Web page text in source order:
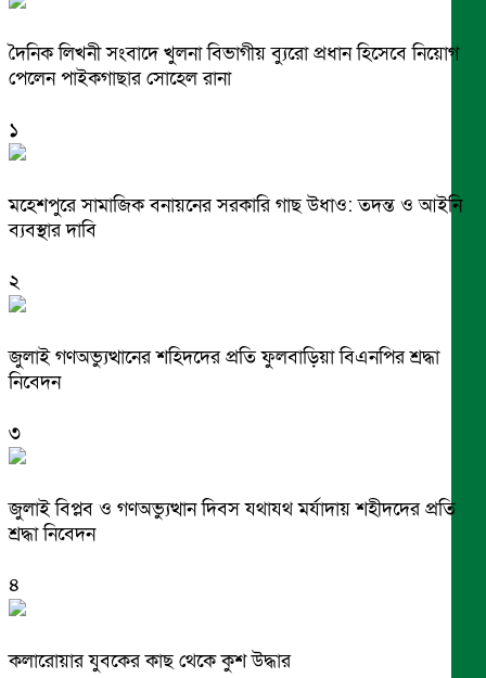
দৈনিক লিখনী সংবাদে খুলনা বিভাগীয় ব্যুরো প্রধান হিসেবে নিয়োগ
পেলেন পাইকগাছার সোহেল রানা
১
মহেশপুরে সামাজিক বনায়নের সরকারি গাছ উধাও: তদন্ত ও আইনি
ব্যবস্থার দাবি
২
জুলাই গণঅভ্যুত্থানের শহিদদের প্রতি ফুলবাড়িয়া বিএনপির শ্রদ্ধা
নিবেদন
৩
জুলাই বিপ্লব ও গণঅভ্যুত্থান দিবস যথাযথ মর্যাদায় শহীদদের প্রতি
শ্রদ্ধা নিবেদন
৪
কলারোয়ার যুবকের কাছ থেকে কুশ উদ্ধার